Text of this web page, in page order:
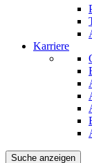
Karriere
Suche anzeigen